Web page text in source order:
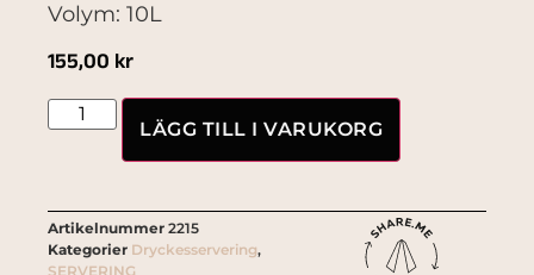
Volym: 10L
155,00 kr
LÄGG TILL I VARUKORG
Artikelnummer 2215
Kategorier Dryckesservering,
SERVERING